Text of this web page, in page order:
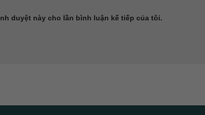
duyệt này cho lần bình luận kế tiếp của tôi.